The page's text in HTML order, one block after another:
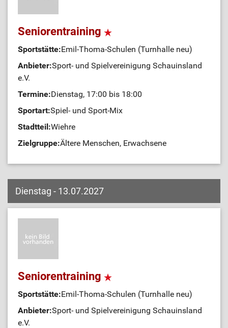
Seniorentraining
Sportstätte:Emil-Thoma-Schulen (Turnhalle neu)
Anbieter:Sport- und Spielvereinigung Schauinsland
e.V.
Termine:Dienstag, 17:00 bis 18:00
Sportart:Spiel- und Sport-Mix
Stadtteil:Wiehre
Zielgruppe:Ältere Menschen, Erwachsene
Dienstag - 13.07.2027
Seniorentraining
Sportstätte:Emil-Thoma-Schulen (Turnhalle neu)
Anbieter:Sport- und Spielvereinigung Schauinsland
e.V.